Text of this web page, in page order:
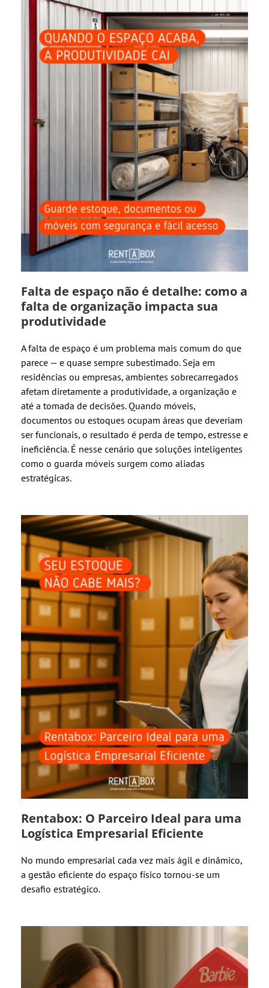
Falta de espaço não é detalhe: como a
falta de organização impacta sua
produtividade
A falta de espaço é um problema mais comum do que
parece — e quase sempre subestimado. Seja em
residências ou empresas, ambientes sobrecarregados
afetam diretamente a produtividade, a organização e
até a tomada de decisões. Quando móveis,
documentos ou estoques ocupam áreas que deveriam
ser funcionais, o resultado é perda de tempo, estresse e
ineficiência. É nesse cenário que soluções inteligentes
como o guarda móveis surgem como aliadas
estratégicas.
Rentabox: O Parceiro Ideal para uma
Logística Empresarial Eficiente
No mundo empresarial cada vez mais ágil e dinâmico,
a gestão eficiente do espaço físico tornou-se um
desafio estratégico.